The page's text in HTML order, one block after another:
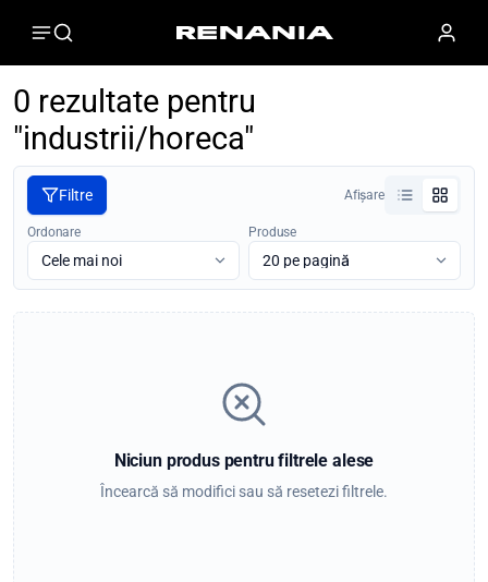
0 rezultate pentru
"industrii/horeca"
Filtre
Ordonare Produse
Afișare
Niciun produs pentru filtrele alese
Încearcă să modifici sau să resetezi filtrele.